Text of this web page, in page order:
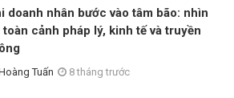
doanh nhân bước vào tâm bão: nhìn
toàn cảnh pháp lý, kinh tế và truyền
Tuấn 8 tháng trước